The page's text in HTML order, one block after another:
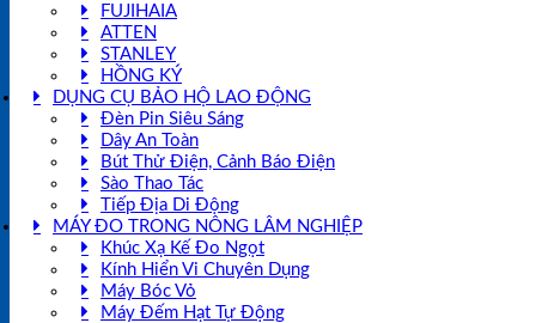
FUJIHAIA
ATTEN
STANLEY
HỒNG KÝ
DỤNG CỤ BẢO HỘ LAO ĐỘNG
Đèn Pin Siêu Sáng
Dây An Toàn
Bút Thử Điện, Cảnh Báo Điện
Sào Thao Tác
Tiếp Địa Di Động
MÁY ĐO TRONG NÔNG LÂM NGHIỆP
Khúc Xạ Kế Đo Ngọt
Kính Hiển Vi Chuyên Dụng
Máy Bóc Vỏ
Máy Đếm Hạt Tự Động